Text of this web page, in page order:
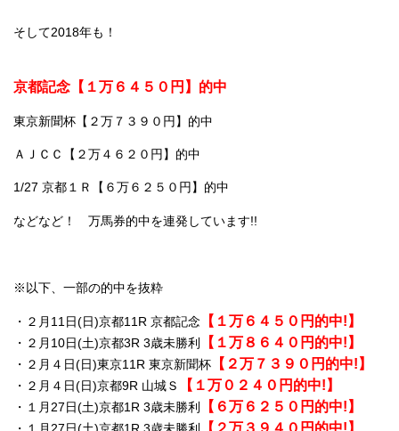
そして2018年も！
京都記念【１万６４５０円】的中
東京新聞杯【２万７３９０円】的中
ＡＪＣＣ【２万４６２０円】的中
1/27 京都１Ｒ【６万６２５０円】的中
などなど！ 万馬券的中を連発しています!!
※以下、一部の的中を抜粋
・２月11日(日)京都11R 京都記念 【１万６４５０円的中!】
・２月10日(土)京都3R 3歳未勝利 【１万８６４０円的中!】
・２月４日(日)東京11R 東京新聞杯 【２万７３９０円的中!】
・２月４日(日)京都9R 山城Ｓ 【１万０２４０円的中!】
・１月27日(土)京都1R 3歳未勝利 【６万６２５０円的中!】
【２万３９４０円的中!】